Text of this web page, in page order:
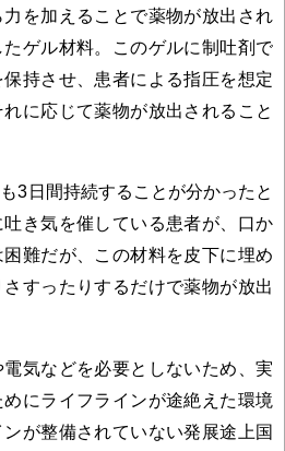
を加えることで薬物が放出され
ゲル材料。このゲルに制吐剤で
持させ、患者による指圧を想定
に応じて薬物が放出されること
3日間持続することが分かったと
き気を催している患者が、口か
難だが、この材料を皮下に埋め
すったりするだけで薬物が放出
気などを必要としないため、実
にライフラインが途絶えた環境
が整備されていない発展途上国